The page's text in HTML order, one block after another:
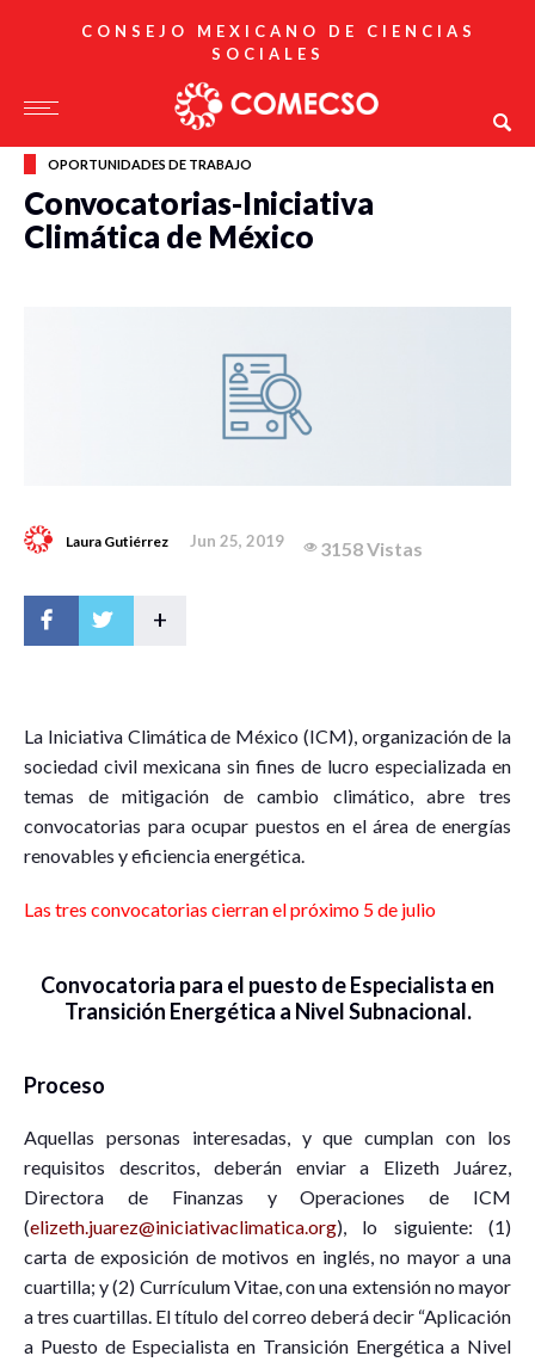
CONSEJO MEXICANO DE CIENCIAS
SOCIALES
OPORTUNIDADES DE TRABAJO
Convocatorias-Iniciativa
Climática de México
Laura Gutiérrez Jun 25, 2019 3158 Vistas
+
La Iniciativa Climática de México (ICM), organización de la
sociedad civil mexicana sin fines de lucro especializada en
temas de mitigación de cambio climático, abre tres
convocatorias para ocupar puestos en el área de energías
renovables y eficiencia energética.
Las tres convocatorias cierran el próximo 5 de julio
Convocatoria para el puesto de Especialista en
Transición Energética a Nivel Subnacional.
Proceso
Aquellas personas interesadas, y que cumplan con los
requisitos descritos, deberán enviar a Elizeth Juárez,
Directora de Finanzas y Operaciones de ICM
(elizeth.juarez@iniciativaclimatica.org), lo siguiente: (1)
carta de exposición de motivos en inglés, no mayor a una
cuartilla; y (2) Currículum Vitae, con una extensión no mayor
a tres cuartillas. El título del correo deberá decir “Aplicación
a Puesto de Especialista en Transición Energética a Nivel